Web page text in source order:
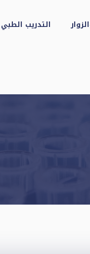
التدريب الطبي